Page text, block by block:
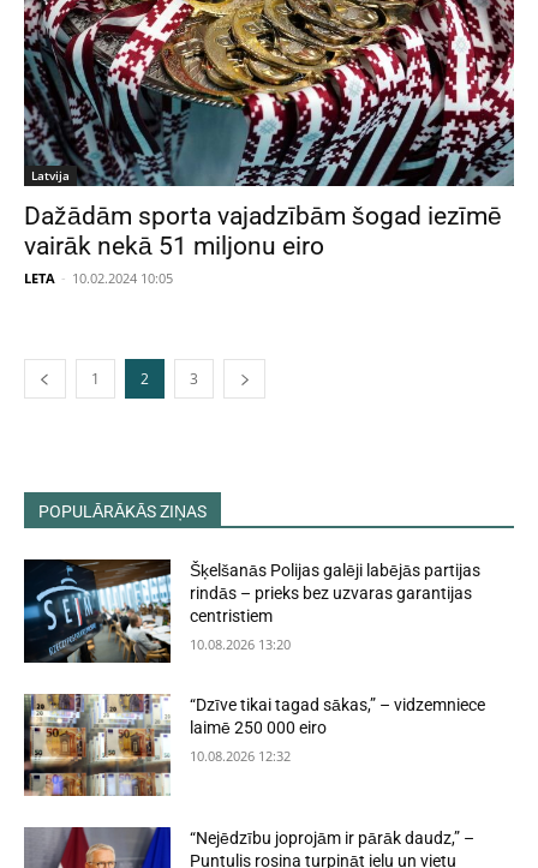
Latvija
Dažādām sporta vajadzībām šogad iezīmē
vairāk nekā 51 miljonu eiro
LETA - 10.02.2024 10:05
1 2 3
POPULĀRĀKĀS ZIŅAS
Šķelšanās Polijas galēji labējās partijas
rindās – prieks bez uzvaras garantijas
centristiem
10.08.2026 13:20
“Dzīve tikai tagad sākas,” – vidzemniece
laimē 250 000 eiro
10.08.2026 12:32
“Nejēdzību joprojām ir pārāk daudz,” –
Puntulis rosina turpināt ielu un vietu